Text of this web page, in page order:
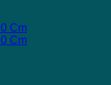
Cm
Cm